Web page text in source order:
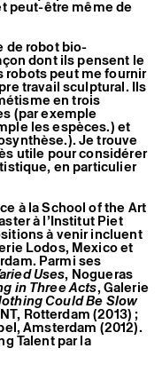
peut-être même de
de robot bio-
dont ils pensent le
peut me fournir
travail sculptural. Ils
en trois
(par exemple
les espèces.) et
Je trouve
utile pour considérer
en particulier
à la School of the Art
à l’Institut Piet
à venir incluent
Lodos, Mexico et
Parmi ses
Uses, Nogueras
in Three Acts, Galerie
Could Be Slow
Rotterdam (2013) ;
Amsterdam (2012).
Talent par la